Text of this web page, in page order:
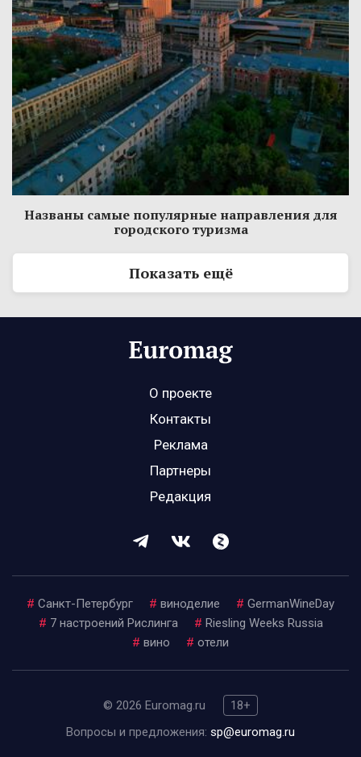
Названы самые популярные направления для
городского туризма
Показать ещё
О проекте
Контакты
Реклама
Партнеры
Редакция
# Санкт-Петербург # виноделие # GermanWineDay
# 7 настроений Рислинга # Riesling Weeks Russia
# вино # отели
© 2026 Euromag.ru
18+
Вопросы и предложения: sp@euromag.ru